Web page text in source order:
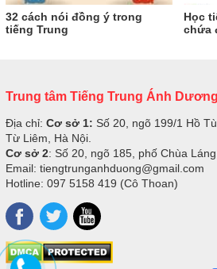
32 cách nói đồng ý trong
tiếng Trung
Học
chứa
Trung tâm Tiếng Trung Ánh Dương
Địa chỉ: Cơ sở 1: Số 20, ngõ 199/1 Hồ
Từ Liêm, Hà Nội.
Cơ sở 2: Số 20, ngõ 185, phố Chùa
Email: tiengtrunganhduong@gmail.com
Hotline: 097 5158 419 (Cô Thoan)